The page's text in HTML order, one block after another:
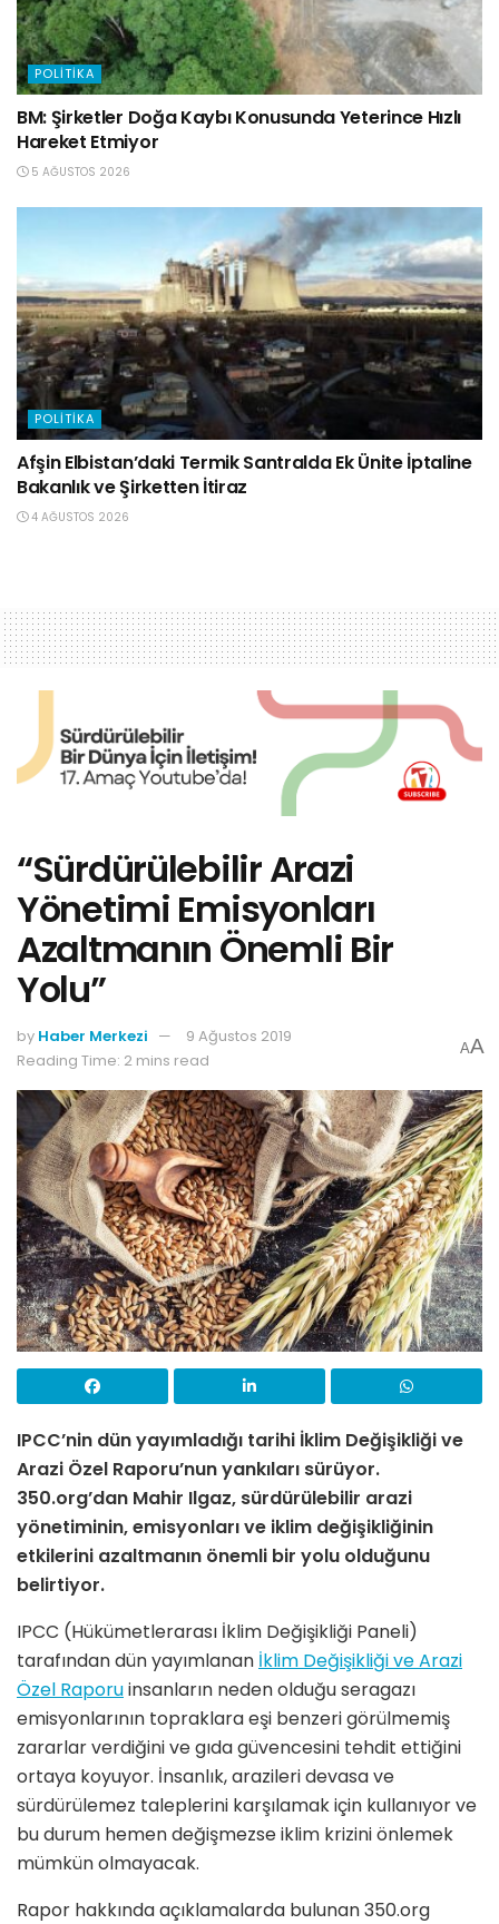
POLITIKA
BM: Şirketler Doğa Kaybı Konusunda Yeterince Hızlı
Hareket Etmiyor
5 AĞUSTOS 2026
POLITIKA
Afşin Elbistan’daki Termik Santralda Ek Ünite İptaline
Bakanlık ve Şirketten İtiraz
4 AĞUSTOS 2026
“Sürdürülebilir Arazi
Yönetimi Emisyonları
Azaltmanın Önemli Bir
Yolu”
by Haber Merkezi
9 Ağustos 2019
Reading Time: 2 mins read
AA
IPCC’nin dün yayımladığı tarihi İklim Değişikliği ve
Arazi Özel Raporu’nun yankıları sürüyor.
350.org’dan Mahir Ilgaz, sürdürülebilir arazi
yönetiminin, emisyonları ve iklim değişikliğinin
etkilerini azaltmanın önemli bir yolu olduğunu
belirtiyor.
IPCC (Hükümetlerarası İklim Değişikliği Paneli)
tarafından dün yayımlanan İklim Değişikliği ve Arazi
Özel Raporuinsanların neden olduğu seragazı
emisyonlarının topraklara eşi benzeri görülmemiş
zararlar verdiğini ve gıda güvencesini tehdit ettiğini
ortaya koyuyor. İnsanlık, arazileri devasa ve
sürdürülemez taleplerini karşılamak için kullanıyor ve
bu durum hemen değişmezse iklim krizini önlemek
mümkün olmayacak.
Rapor hakkında açıklamalarda bulunan 350.org